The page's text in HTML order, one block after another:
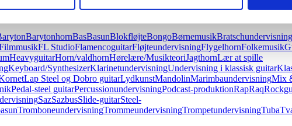
BarytonhornBasBasunBlokfløjteBongoBørnemusikBratschundervisning
FL StudioFlamencoguitarFløjteundervisningFlygelhornFolkemusik
HeavyguitarHorn/valdhornHørelære/MusikteoriJagthornLær at spille
Keyboard/SynthesizerKlarinetundervisningUndervisning i klassisk guitar
Lap Steel og Dobro guitarLydkunstMandolinMarimbaundervisningMix
Pedal-steel guitarPercussionundervisningPodcast-produktionRapRaq
SazSazbusSlide-guitarSteel-
TromboneundervisningTrommeundervisningTrompetundervisningTuba